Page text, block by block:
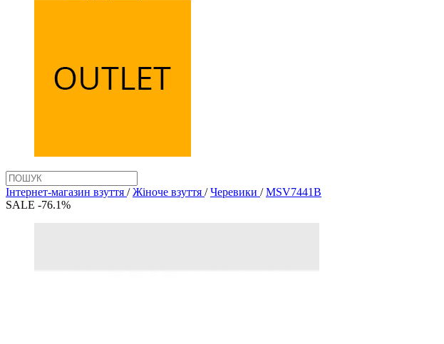
Інтернет-магазин взуття / Жіноче взуття / Черевики / MSV7441B
SALE -76.1%